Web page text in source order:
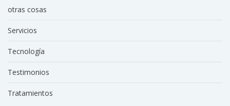
otras cosas
Servicios
Tecnología
Testimonios
Tratamientos